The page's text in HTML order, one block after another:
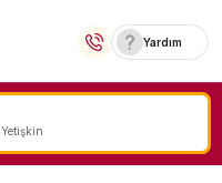
Yardım
Yetişkin